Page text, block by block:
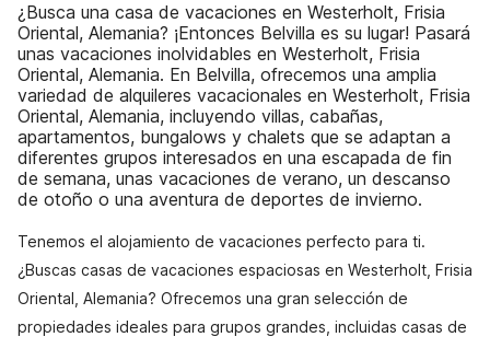
¿Busca una casa de vacaciones en Westerholt, Frisia
Oriental, Alemania? ¡Entonces Belvilla es su lugar! Pasará
unas vacaciones inolvidables en Westerholt, Frisia
Oriental, Alemania. En Belvilla, ofrecemos una amplia
variedad de alquileres vacacionales en Westerholt, Frisia
Oriental, Alemania, incluyendo villas, cabañas,
apartamentos, bungalows y chalets que se adaptan a
diferentes grupos interesados en una escapada de fin
de semana, unas vacaciones de verano, un descanso
de otoño o una aventura de deportes de invierno.
Tenemos el alojamiento de vacaciones perfecto para ti.
¿Buscas casas de vacaciones espaciosas en Westerholt, Frisia
Oriental, Alemania? Ofrecemos una gran selección de
propiedades ideales para grupos grandes, incluidas casas de